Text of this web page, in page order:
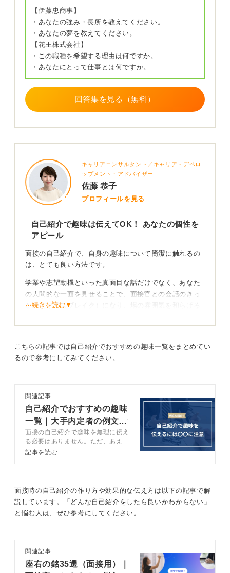
ただし、ギャンブルに関する話や、宗教・政治色が強い
話題は、相手が反応に困るうえ、マイナスな印象にもつ
ながりかねませんので、避けるのが賢明です。
0
【伊藤忠商事】
・あなたの強み・長所を教えてください。
・あなたの夢を教えてください。
【花王株式会社】
・この職種を希望する理由は何ですか。
・あなたにとって仕事とは何ですか。
回答集を見る（無料）
キャリアコンサルタント／キャリア・デベロ
ップメント・アドバイザー
佐藤 恭子
プロフィールを見る
自己紹介で趣味は伝えてOK！ あなたの個性を
アピール
面接の自己紹介で、自身の趣味について簡潔に触れるの
は、とても良い方法です。
学業や志望動機といった真面目な話だけでなく、あなた
の人間的な一面を見せることで、面接官との会話のきっ
かけ（アイスブレイク）になり、場の雰囲気を和らげる
しやすくなるという利点もあるでしょう。
れる
また、企業が趣味について関心を持つ背景には、「仕事
以外にリフレッシュする手段を持っているか」という視
から元気に働いてくれる人材は、企業にとって非常に魅
力的です。
インドアな趣味でも、散歩やカフェ巡りのような日常的
なことでも大丈夫です。社会的に見て問題のある内容で
⋯続きを読む▼
こちらの記事では自己紹介でおすすめの趣味一覧をまとめてい
るので参考にしてみてください。
関連記事
自己紹介でおすすめの趣味
一覧｜大手内定者の例文付
きで伝え方を解説
面接の自己紹介で趣味を無理に伝え
る必要はありません。ただ、あえて
趣味を伝えるべきケースが存在する
えるおすすめのケースや伝え方、例
文を解説します。
記事を読む
面接時の自己紹介の作り方や効果的な伝え方は以下の記事で解
説しています。「どんな自己紹介をしたら良いかわからない」
と悩む人は、ぜひ参考にしてください。
関連記事
座右の銘35選（面接用）｜